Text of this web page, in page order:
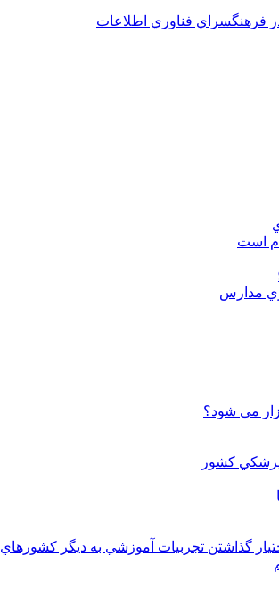
فرهنگسراي فناوري اطلاعات
است
می شود؟
گذاشتن تجربيات آموزشي به ديگر کشورهاي